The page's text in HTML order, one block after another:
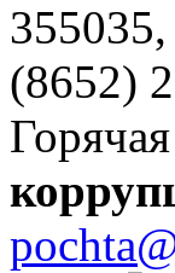
(8652)